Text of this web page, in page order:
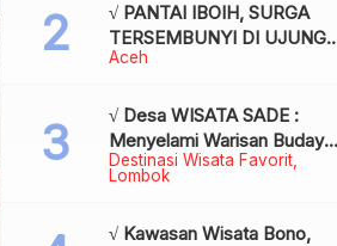
Aceh
√ PANTAI IBOIH, SURGA
TERSEMBUNYI DI UJUNG
BARAT INDONESIA
Destinasi Wisata Favorit
Lombok
√ Desa WISATA SADE :
Menyelami Warisan Budaya
Suku Sasak di Jantung
√ Kawasan Wisata Bono,